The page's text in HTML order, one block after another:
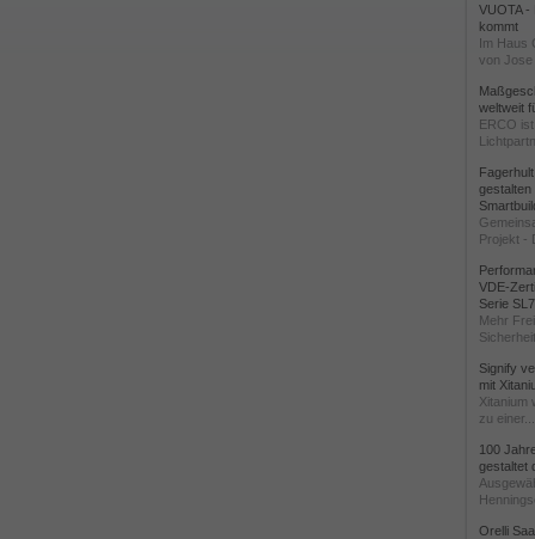
VUOTA -
kommt
Im Haus
von Jose
weltweit
ERCO
gestalten
Projekt -
VDE-
Serie
Mehr
Signify
mit
Xitanium
zu einer...
100
gestaltet
Orelli